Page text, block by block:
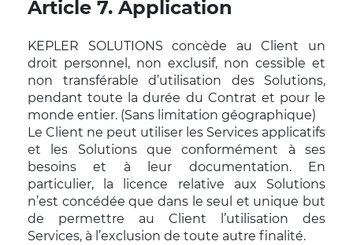
Article 7. Application
KEPLER SOLUTIONS concède au Client un
droit personnel, non exclusif, non cessible et
non transférable d’utilisation des Solutions,
pendant toute la durée du Contrat et pour le
monde entier. (Sans limitation géographique)
Le Client ne peut utiliser les Services applicatifs
et les Solutions que conformément à ses
besoins et à leur documentation. En
particulier, la licence relative aux Solutions
n’est concédée que dans le seul et unique but
de permettre au Client l’utilisation des
Services, à l’exclusion de toute autre finalité.